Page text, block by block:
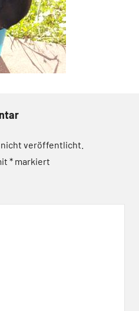
veröffentlicht.
* markiert